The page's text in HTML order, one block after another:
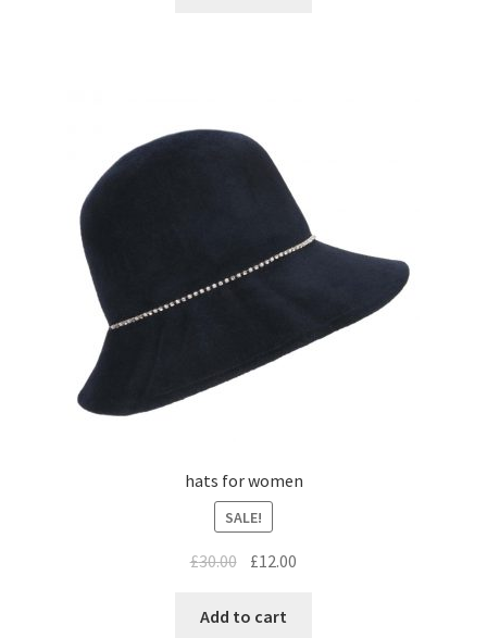
hats for women
SALE!
£30.00 £12.00
Add to cart